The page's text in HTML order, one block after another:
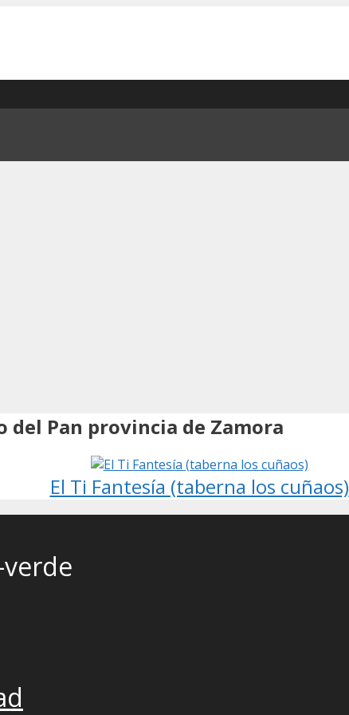
del Pan provincia de Zamora
El Ti Fantesía (taberna los cuñaos)